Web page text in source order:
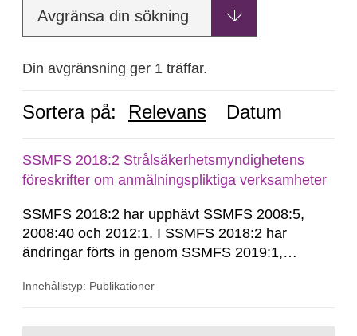
Avgränsa din sökning
Din avgränsning ger 1 träffar.
Sortera på: Relevans Datum
SSMFS 2018:2 Strålsäkerhetsmyndighetens
föreskrifter om anmälningspliktiga verksamheter
SSMFS 2018:2 har upphävt SSMFS 2008:5,
2008:40 och 2012:1. I SSMFS 2018:2 har
ändringar förts in genom SSMFS 2019:1,
Innehållstyp: Publikationer